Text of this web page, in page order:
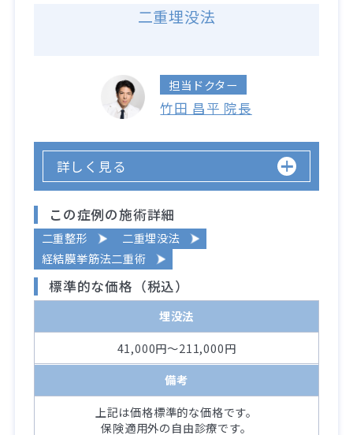
二重埋没法
担当ドクター
竹田 昌平 院長
詳しく見る
この症例の施術詳細
二重整形
二重埋没法
経結膜挙筋法二重術
標準的な価格（税込）
埋没法
41,000円～211,000円
備考
上記は価格標準的な価格です。
保険適用外の自由診療です。